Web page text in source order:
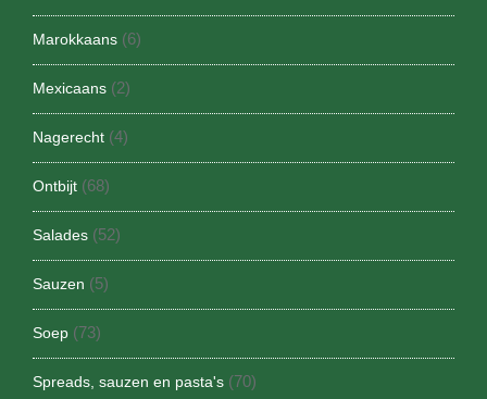
Marokkaans (6)
Mexicaans (2)
Nagerecht (4)
Ontbijt (68)
Salades (52)
Sauzen (5)
Soep (73)
Spreads, sauzen en pasta's (70)